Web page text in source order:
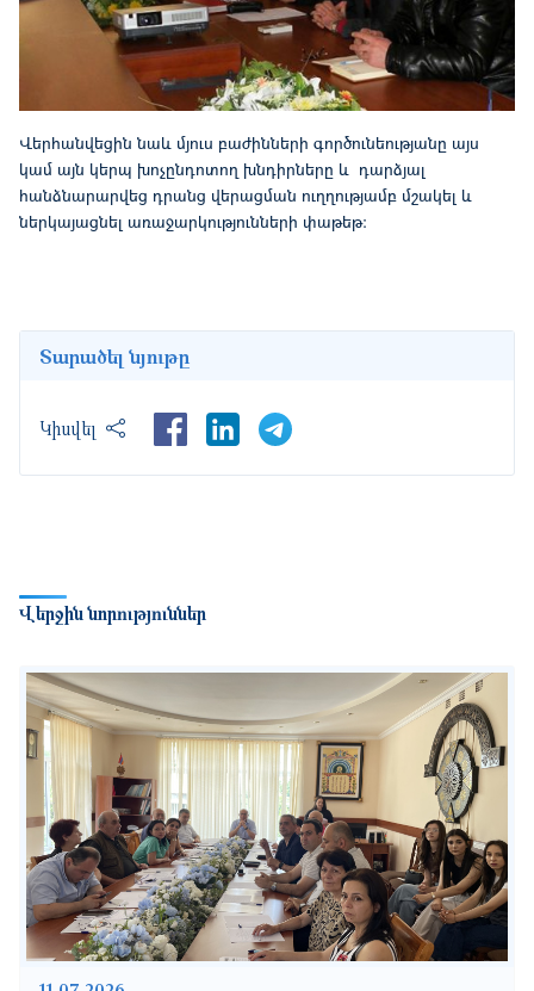
Վերհանվեցին նաև մյուս բաժինների գործունեությանը այս
կամ այն կերպ խոչընդոտող խնդիրները և դարձյալ
հանձնարարվեց դրանց վերացման ուղղությամբ մշակել և
ներկայացնել առաջարկությունների փաթեթ:
Տարածել նյութը
Կիսվել LinkedIn
Վերջին նորություններ